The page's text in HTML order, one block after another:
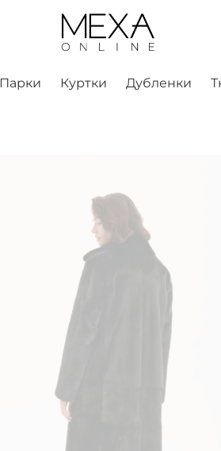
Парки Куртки Дубленки